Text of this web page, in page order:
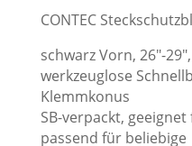
CONTEC
schwarz Vorn, 26″-
werkzeuglose
Klemmkonus
SB-verpackt,
passend für beliebige